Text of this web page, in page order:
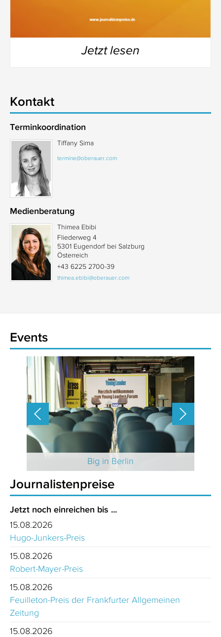
Jetzt lesen
Kontakt
Terminkoordination
Tiffany Sima
termine@oberauer.com
Medienberatung
Thimea Ebibi
Fliederweg 4
5301 Eugendorf bei Salzburg
Österreich
+43 6225 2700-39
thimea.ebibi@oberauer.com
Events
Big in Berlin
Journalistenpreise
Jetzt noch einreichen bis ...
15.08.2026
Hugo-Junkers-Preis
15.08.2026
Robert-Mayer-Preis
15.08.2026
Feuilleton-Preis der Frankfurter Allgemeinen
Zeitung
15.08.2026